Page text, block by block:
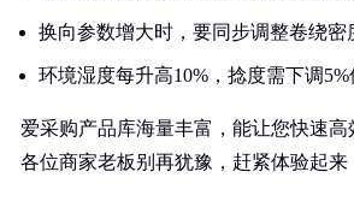
换向参数增大时，要同步调整卷绕密
环境湿度每升高10%，捻度需下调
爱采购产品库海量丰富，能让您快速高
各位商家老板别再犹豫，赶紧体验起来